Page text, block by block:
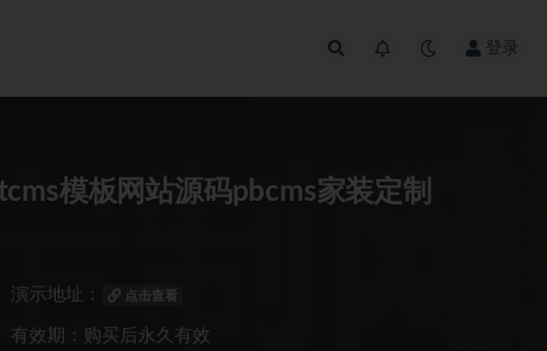
登录
模板网站源码pbcms家装定制
演示地址： 点击查看
有效期：购买后永久有效